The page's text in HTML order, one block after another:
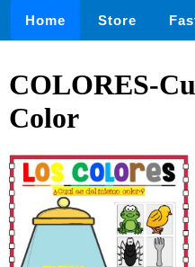
Home Store
COLORES-
Color